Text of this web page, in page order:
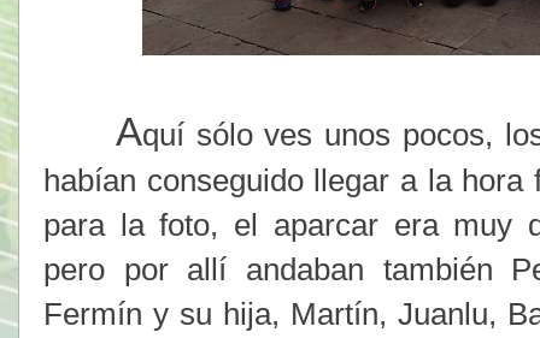
Aquí sólo ves unos pocos,
habían conseguido llegar a la hora
para la foto, el aparcar era muy
pero por allí andaban también
Fermín y su hija, Martín, Juanlu,